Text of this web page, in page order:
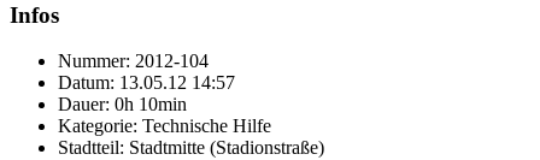
Infos
Nummer: 2012-104
Datum: 13.05.12 14:57
Dauer: 0h 10min
Kategorie: Technische Hilfe
Stadtteil: Stadtmitte (Stadionstraße)